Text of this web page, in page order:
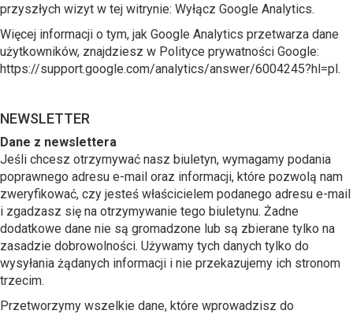
przyszłych wizyt w tej witrynie: Wyłącz Google Analytics.
Więcej informacji o tym, jak Google Analytics przetwarza dane
użytkowników, znajdziesz w Polityce prywatności Google:
https://support.google.com/analytics/answer/6004245?hl=pl.
NEWSLETTER
Dane z newslettera
Jeśli chcesz otrzymywać nasz biuletyn, wymagamy podania
poprawnego adresu e-mail oraz informacji, które pozwolą nam
zweryfikować, czy jesteś właścicielem podanego adresu e-mail
i zgadzasz się na otrzymywanie tego biuletynu. Żadne
dodatkowe dane nie są gromadzone lub są zbierane tylko na
zasadzie dobrowolności. Używamy tych danych tylko do
wysyłania żądanych informacji i nie przekazujemy ich stronom
trzecim.
Przetworzymy wszelkie dane, które wprowadzisz do